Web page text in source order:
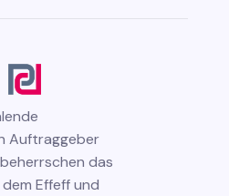
Auftraggeber
das
Effeff und